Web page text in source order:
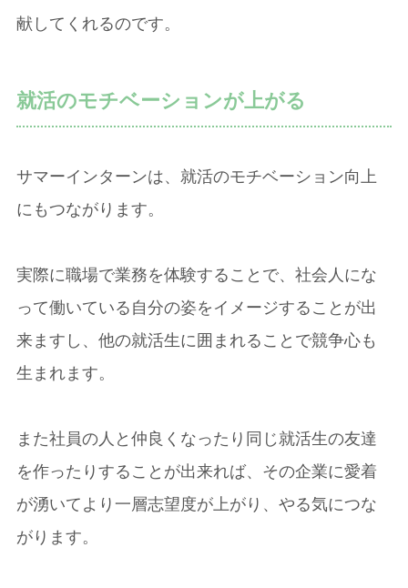
献してくれるのです。
就活のモチベーションが上がる
サマーインターンは、就活のモチベーション向上
にもつながります。
実際に職場で業務を体験することで、社会人にな
って働いている自分の姿をイメージすることが出
来ますし、他の就活生に囲まれることで競争心も
生まれます。
また社員の人と仲良くなったり同じ就活生の友達
を作ったりすることが出来れば、その企業に愛着
が湧いてより一層志望度が上がり、やる気につな
がります。